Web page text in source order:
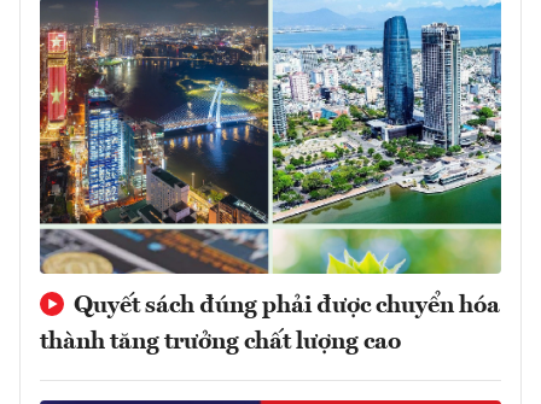
Quyết sách đúng phải được chuyển hóa
thành tăng trưởng chất lượng cao